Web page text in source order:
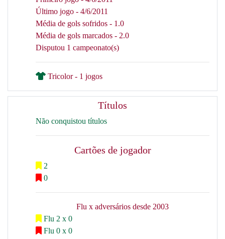
Último jogo - 4/6/2011
Média de gols sofridos - 1.0
Média de gols marcados - 2.0
Disputou 1 campeonato(s)
Tricolor - 1 jogos
Títulos
Não conquistou títulos
Cartões de jogador
2
0
Flu x adversários desde 2003
Flu 2 x 0
Flu 0 x 0